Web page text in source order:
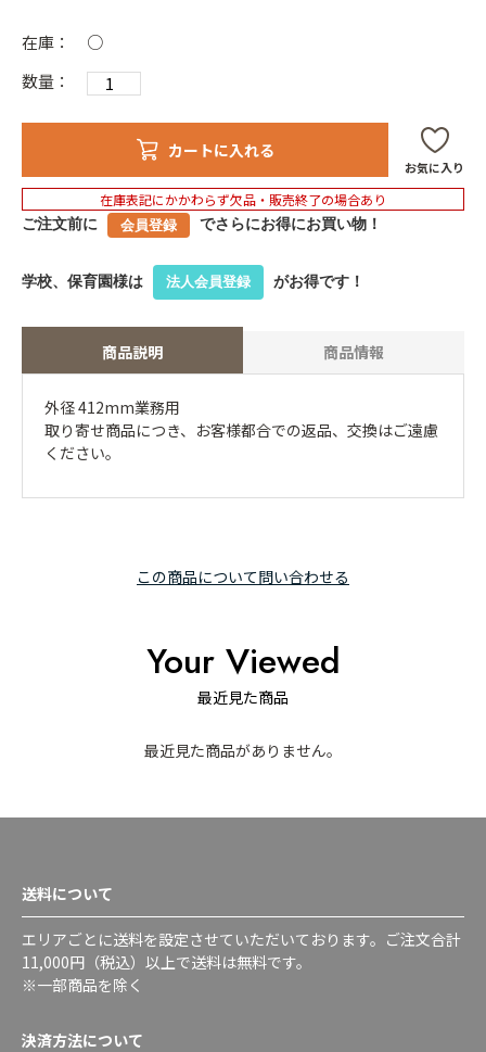
在庫：
○
数量：
カートに入れる
お気に入り
在庫表記にかかわらず欠品・販売終了の場合あり
ご注文前に 会員登録 でさらにお得にお買い物！
学校、保育園様は 法人会員登録 がお得です！
商品説明 商品情報
外径 412mm業務用
取り寄せ商品につき、お客様都合での返品、交換はご遠慮
ください。
この商品について問い合わせる
Your Viewed
最近見た商品
最近見た商品がありません。
送料について
エリアごとに送料を設定させていただいております。ご注文合計
11,000円（税込）以上で送料は無料です。
※一部商品を除く
決済方法について